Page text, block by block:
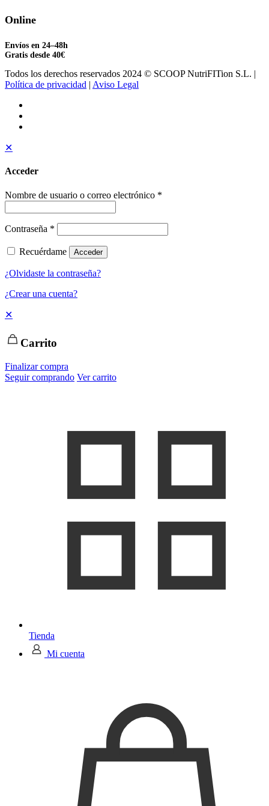
Online
Envíos en 24–48h
Gratis desde 40€
Todos los derechos reservados 2024 © SCOOP NutriFITion S.L. |
Política de privacidad | Aviso Legal
✕
Acceder
Nombre de usuario o correo electrónico *
Contraseña *
Recuérdame Acceder
¿Olvidaste la contraseña?
¿Crear una cuenta?
✕
Carrito
Finalizar compra
Seguir comprando Ver carrito
Tienda
Mi cuenta